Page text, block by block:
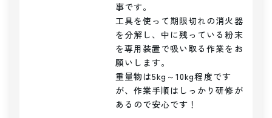
事です。
工具を使って期限切れの消火器
を分解し、中に残っている粉末
を専用装置で吸い取る作業をお
願いします。
重量物は5kg～10kg程度です
が、作業手順はしっかり研修が
あるので安心です！